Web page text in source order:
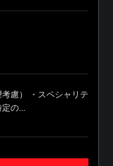
考慮） ・スペシャリテ
の...